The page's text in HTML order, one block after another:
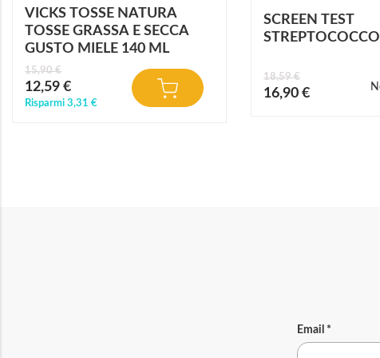
VICKS TOSSE NATURA
TOSSE GRASSA E SECCA
GUSTO MIELE 140 ML
Prezzo
speciale
12,59 €
15,90 €
Risparmi 3,31 €
SCREEN TEST
Prezzo
speciale
16,90 €
18,59 €
Email *